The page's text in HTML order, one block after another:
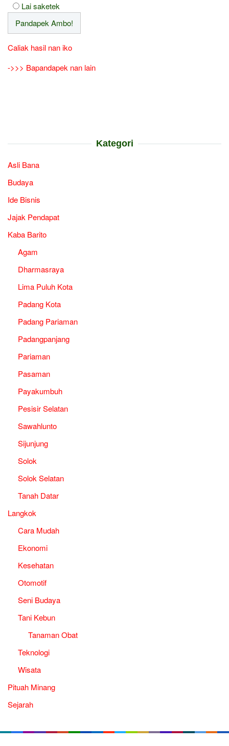
Lai saketek
Caliak hasil nan iko
->>> Bapandapek nan lain
Kategori
Asli Bana
Budaya
Ide Bisnis
Jajak Pendapat
Kaba Barito
Agam
Dharmasraya
Lima Puluh Kota
Padang Kota
Padang Pariaman
Padangpanjang
Pariaman
Pasaman
Payakumbuh
Pesisir Selatan
Sawahlunto
Sijunjung
Solok
Solok Selatan
Tanah Datar
Langkok
Cara Mudah
Ekonomi
Kesehatan
Otomotif
Seni Budaya
Tani Kebun
Tanaman Obat
Teknologi
Wisata
Pituah Minang
Sejarah